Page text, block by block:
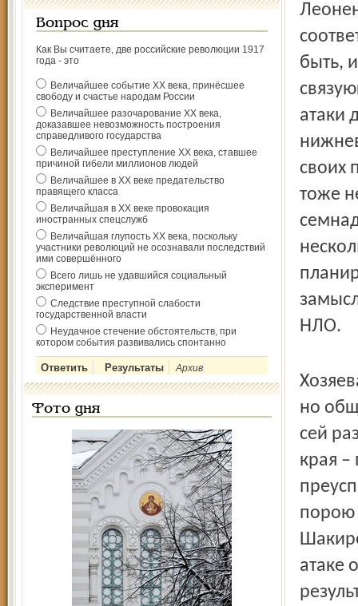
Вопрос дня
Как Вы считаете, две российские революции 1917
года - это
Величайшее событие ХХ века, принёсшее
свободу и счастье народам России
Величайшее разочарование ХХ века,
доказавшее невозможность построения
справедливого государства
Величайшее преступление ХХ века, ставшее
причиной гибели миллионов людей
Величайшее в ХХ веке предательство
правящего класса
Величайшая в ХХ веке провокация
иностранных спецслужб
Величайшая глупость ХХ века, поскольку
участники революций не осознавали последствий
ими совершённого
Всего лишь не удавшийся социальный
эксперимент
Следствие преступной слабости
государственной власти
Неудачное стечение обстоятельств, при
котором события развивались спонтанно
Архив
Фото дня
быть,
атаки
своих
тоже
НЛО.
но
сей
края
порою
атаке